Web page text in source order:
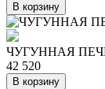
В корзину
ЧУГУННАЯ ПЕЧЬ
42 520
В корзину